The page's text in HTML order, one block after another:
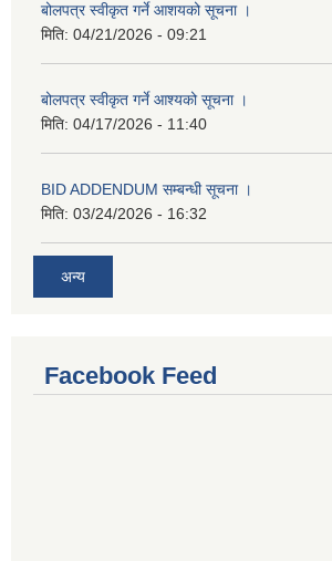
बोलपत्र स्वीकृत गर्ने आशयको सूचना ।
मिति: 04/21/2026 - 09:21
बोलपत्र स्वीकृत गर्ने आश्यको सूचना ।
मिति: 04/17/2026 - 11:40
BID ADDENDUM सम्बन्धी सूचना ।
मिति: 03/24/2026 - 16:32
अन्य
Facebook Feed